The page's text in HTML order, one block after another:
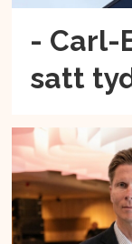
- Carl-
satt